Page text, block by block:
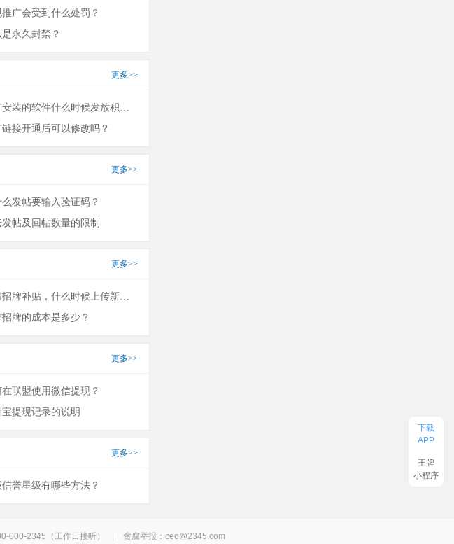
广会受到什么处罚？
永久封禁？
更多>>
推广安装的软件什么时候发放积分？
接开通后可以修改吗？
更多>>
么发帖要输入验证码？
帖及回帖数量的限制
更多>>
申请招牌补贴，什么时候上传新招牌照片？
牌的成本是多少？
更多>>
联盟使用微信提现？
提现记录的说明
更多>>
信誉星级有哪些方法？
000-2345（工作日接听） 贪腐举报：ceo@2345.com
下载
APP
王牌
小程序